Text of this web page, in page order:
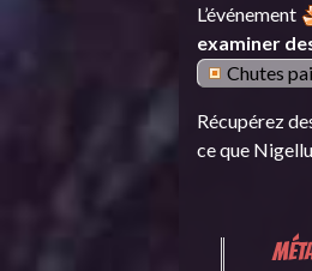
L’événement
examiner
Chutes
Récupérez
ce que